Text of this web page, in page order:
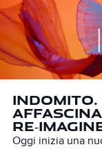
c
o
n
t
e
n
Oggi inizia una